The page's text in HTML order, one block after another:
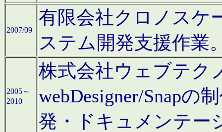
2007/09
有限会社クロノスケ
ステム開発支援作業
2005～
2010
株式会社ウェブテク
webDesigner/Snapの
発・ドキュメンテー